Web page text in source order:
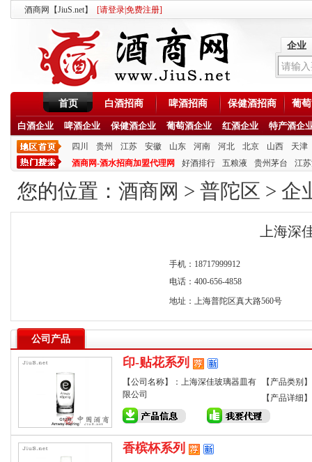
酒商网【JiuS.net】 [请登录免费注册]
企业
首页 白酒招商 啤酒招商 保健酒招商 葡
白酒企业 啤酒企业 保健酒企业 葡萄酒企业 红酒企业 特产酒企
四川 贵州 江苏 安徽 山东 河南 河北 北京 山西
天津
酒商网-酒水招商加盟代理网
好酒排行 五粮液 贵州茅台 江
您的位置： 酒商网 > 普陀区 > 企
上海深
手机：18717999912
电话：400-656-4858
地址：上海普陀区真大路560号
公司产品
印-贴花系列
【公司名称】：上海深佳玻璃器皿有
限公司
【产品类别
【产品详细
香槟杯系列